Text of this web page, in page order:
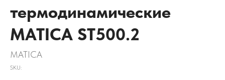
термодинамические
MATICA ST500.2
MATICA
SKU: